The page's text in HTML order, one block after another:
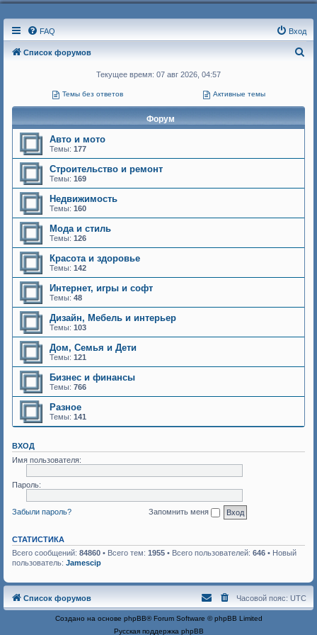
FAQ Вход
Список форумов
Текущее время: 07 авг 2026, 04:57
Темы без ответов Активные темы
Форум
Авто и мото
Темы: 177
Строительство и ремонт
Темы: 169
Недвижимость
Темы: 160
Мода и стиль
Темы: 126
Красота и здоровье
Темы: 142
Интернет, игры и софт
Темы: 48
Дизайн, Мебель и интерьер
Темы: 103
Дом, Семья и Дети
Темы: 121
Бизнес и финансы
Темы: 766
Разное
Темы: 141
ВХОД
Имя пользователя:
Пароль:
Забыли пароль? Запомнить меня
СТАТИСТИКА
Всего сообщений: 84860 • Всего тем: 1955 • Всего пользователей: 646 • Новый
пользователь: Jamescip
Список форумов Часовой пояс: UTC
Создано на основе phpBB® Forum Software © phpBB Limited
Русская поддержка phpBB